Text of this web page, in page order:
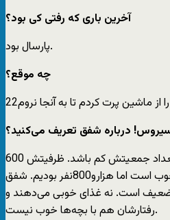
‌آخرین باری که رفتی کی بود؟
پارسال بود.
چه موقع؟
درباره شفق تعریف می‌کنید؟
شفق جای خوبی است؛ اگر تعداد جمعیتش کم باشد. ظرفیتش 600
نفر است؛ اگر 600 نفر باشیم خوب است اما هزارو800نفر بودیم. شفق
ضعیف است. نه غذای خوبی می‌دهند و
رفتارشان هم با بچه‌ها خوب نیست.